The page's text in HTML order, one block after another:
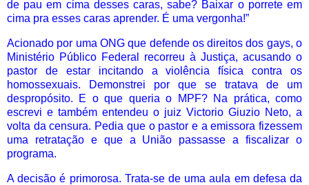
de pau em cima desses caras, sabe? Baixar o porrete em
cima pra esses caras aprender. É uma vergonha!”
Acionado por uma ONG que defende os direitos dos gays, o
Ministério Público Federal recorreu à Justiça, acusando o
pastor de estar incitando a violência física contra os
homossexuais. Demonstrei por que se tratava de um
despropósito. E o que queria o MPF? Na prática, como
escrevi e também entendeu o juiz Victorio Giuzio Neto, a
volta da censura. Pedia que o pastor e a emissora fizessem
uma retratação e que a União passasse a fiscalizar o
programa.
A decisão é primorosa. Trata-se de uma aula em defesa da